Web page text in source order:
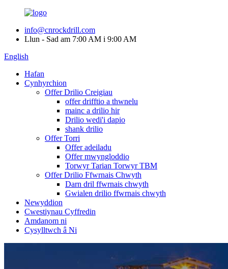
info@cnrockdrill.com
Llun - Sad am 7:00 AM i 9:00 AM
English
Hafan
Cynhyrchion
Offer Drilio Creigiau
offer drifftio a thwnelu
mainc a drilio hir
Drilio wedi'i dapio
shank drilio
Offer Torri
Offer adeiladu
Offer mwyngloddio
Torwyr Tarian Torwyr TBM
Offer Drilio Ffwrnais Chwyth
Darn dril ffwrnais chwyth
Gwialen drilio ffwrnais chwyth
Newyddion
Cwestiynau Cyffredin
Amdanom ni
Cysylltwch â Ni